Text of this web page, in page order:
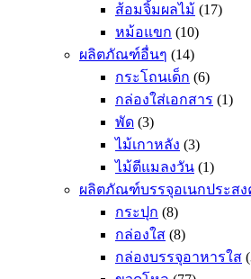
ส้อมจิ้มผลไม้ (17)
หม้อแขก (10)
ผลิตภัณฑ์อื่นๆ (14)
กระโถนเด็ก (6)
กล่องใส่เอกสาร (1)
พัด (3)
ไม้เกาหลัง (3)
ไม้ตีแมลงวัน (1)
ผลิตภัณฑ์บรรจุอเนกประสง
กระปุก (8)
กล่องใส (8)
กล่องบรรจุอาหารใส